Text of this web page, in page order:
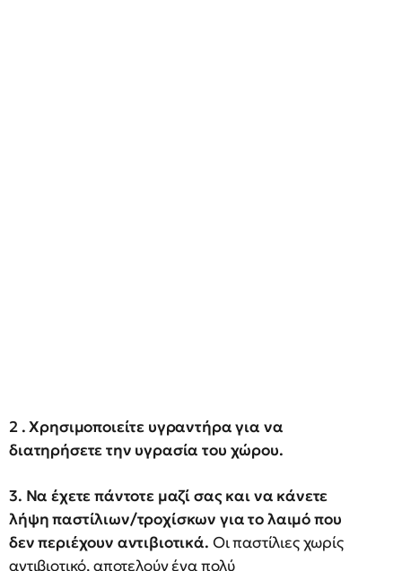
2 . Χρησιμοποιείτε υγραντήρα για να
διατηρήσετε την υγρασία του χώρου.
3. Να έχετε πάντοτε μαζί σας και να κάνετε
λήψη παστίλιων/τροχίσκων για το λαιμό που
δεν περιέχουν αντιβιοτικά. Οι παστίλιες χωρίς
αντιβιοτικό, αποτελούν ένα πολύ